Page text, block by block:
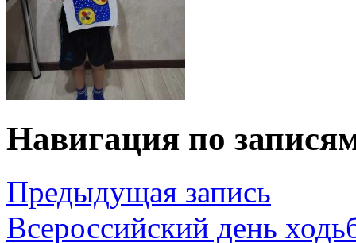
Навигация по
Предыдущая запись
Всероссийский день